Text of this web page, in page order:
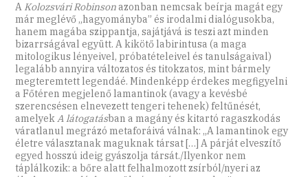
A Kolozsvári Robinsonazonban nemcsak beírja magát egy
már meglévő „hagyományba” és irodalmi dialógusokba,
hanem magába szippantja, sajátjává is teszi azt minden
bizarrságával együtt. A kikötő labirintusa (a maga
mitologikus lényeivel, próbatételeivel és tanulságaival)
legalább annyira változatos és titokzatos, mint bármely
megteremtett legendáé. Mindenképp érdekes megfigyelni
a Főtéren megjelenő lamantinok (avagy a kevésbé
szerencsésen elnevezett tengeri tehenek) feltűnését,
amelyekA látogatásban a magány és kitartó ragaszkodás
váratlanul megrázó metaforáivá válnak: „A lamantinok egy
életre választanak maguknak társat […] A párját elveszítő
egyed hosszú ideig gyászolja társát./Ilyenkor nem
táplálkozik: a bőre alatt felhalmozott zsírból/nyeri az